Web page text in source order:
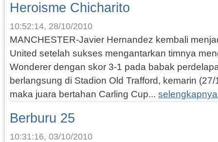
Heroisme Chicharito
10:52:14, 28/10/2010
MANCHESTER-Javier Hernandez kembali
United setelah sukses mengantarkan timnya
Wonderer dengan skor 3-1 pada babak
berlangsung di Stadion Old Trafford, kemarin
maka juara bertahan Carling Cup...
Berburu 25
10:31:16, 03/10/2010